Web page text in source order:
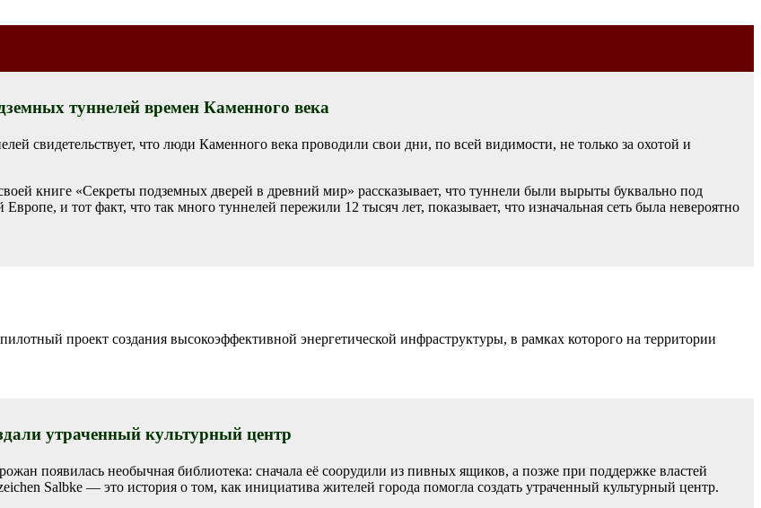
туннелей времен Каменного века
свидетельствует, что люди Каменного века проводили свои дни, по всей видимости, не только за охотой и
книге «Секреты подземных дверей в древний мир» рассказывает, что туннели были вырыты буквально под
и тот факт, что так много туннелей пережили 12 тысяч лет, показывает, что изначальная сеть была невероятно
проект создания высокоэффективной энергетической инфраструктуры, в рамках которого на территории
утраченный культурный центр
появилась необычная библиотека: сначала её соорудили из пивных ящиков, а позже при поддержке властей
Salbke — это история о том, как инициатива жителей города помогла создать утраченный культурный центр.